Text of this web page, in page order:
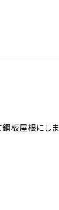
鋼板屋根にしま